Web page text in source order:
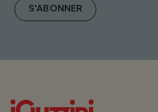
S'ABONNER